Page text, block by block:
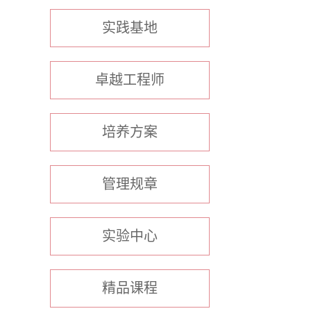
实践基地
卓越工程师
培养方案
管理规章
实验中心
精品课程